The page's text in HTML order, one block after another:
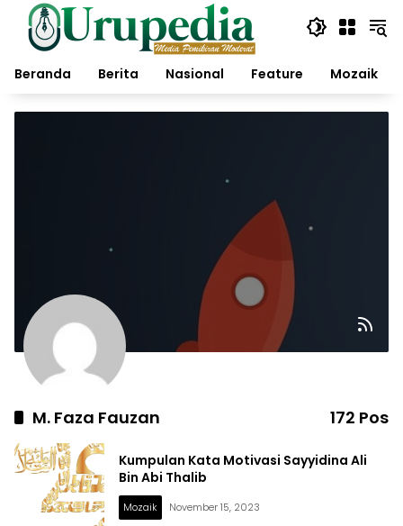
Langsung
konten
Beranda
Berita Nasional Feature Mozaik
M. Faza Fauzan 172 Pos
Kumpulan Kata Motivasi Sayyidina Ali
Bin Abi Thalib
Mozaik November 15, 2023